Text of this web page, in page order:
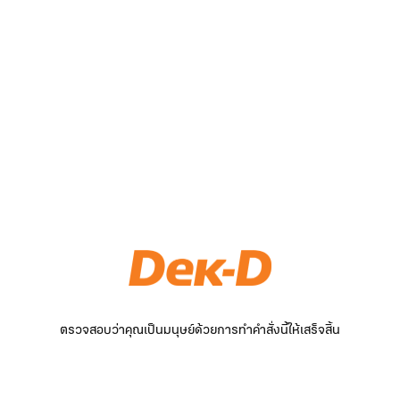
ตรวจสอบว่าคุณเป็นมนุษย์ด้วยการทำคำสั่งนี้ให้เสร็จสิ้น